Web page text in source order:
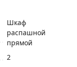
Шкаф
распашной
прямой
2